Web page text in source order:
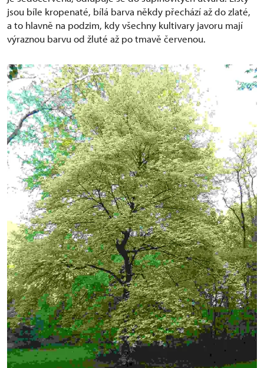
jsou bíle kropenaté, bílá barva někdy přechází až do zlaté,
a to hlavně na podzim, kdy všechny kultivary javoru mají
výraznou barvu od žluté až po tmavě červenou.